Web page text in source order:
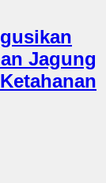
Jagung